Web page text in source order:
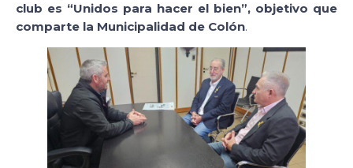
club es “Unidos para hacer el bien”, objetivo que
comparte la Municipalidad de Colón.